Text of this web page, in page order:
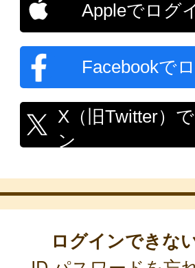
Appleでログ
Facebookで
X（旧Twitter）
ン
ログインできな